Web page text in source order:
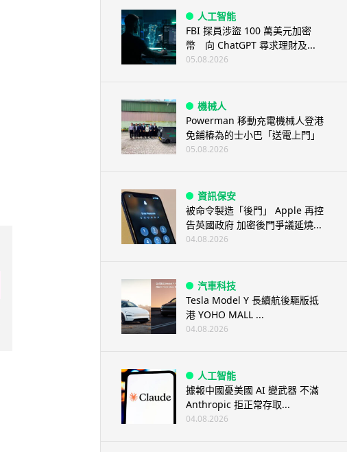
人工智能
FBI 探員涉盜 100 萬美元加密
幣 向 ChatGPT 尋求理財及...
05.08.2026
機械人
Powerman 移動充電機械人登港
免鋪樁為的士小巴「送電上門」
05.08.2026
資訊保安
被命令製造「後門」 Apple 再控
告英國政府 加密後門爭議延燒...
04.08.2026
汽車科技
Tesla Model Y 長續航後驅版抵
港 YOHO MALL ...
04.08.2026
人工智能
據報中國憂美國 AI 變武器 不滿
Anthropic 拒正常存取...
04.08.2026